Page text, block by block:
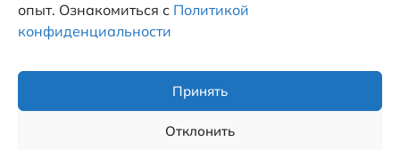
опыт. Ознакомиться с Политикой
конфиденциальности
Принять
Отклонить
© 2011-2026 DYNAMICSUN